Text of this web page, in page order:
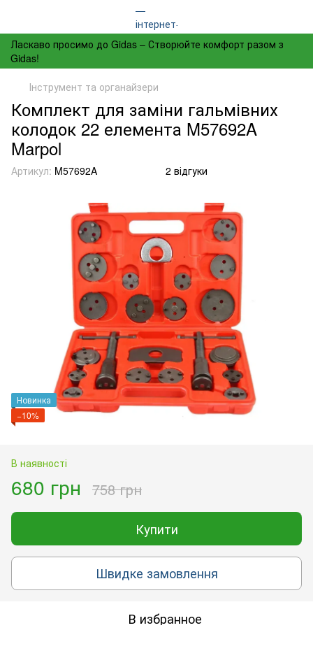
Ласкаво просимо до Gidas – Створюйте комфорт разом з
Gidas!
Інструмент та органайзери
Комплект для заміни гальмівних
колодок 22 елемента M57692A
Marpol
Артикул: M57692A 2 відгуки
Новинка
−10%
В наявності
680 грн 758 грн
Купити
Швидке замовлення
В избранное